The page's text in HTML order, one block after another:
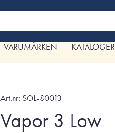
VARUMÄRKEN KATALOGER
Art.nr: SOL-80013
Vapor 3 Low